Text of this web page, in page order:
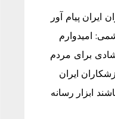
ایران پیام آور
امیدوارم
شادی برای مردم
ایران
ابزار رسانه